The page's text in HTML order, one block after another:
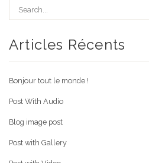
Articles Récents
Bonjour tout le monde !
Post With Audio
Blog image post
Post with Gallery